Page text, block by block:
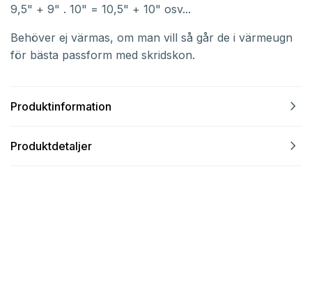
9,5" + 9" . 10" = 10,5" + 10" osv...
Behöver ej värmas, om man vill så går de i värmeugn
för bästa passform med skridskon.
Produktinformation navigate_next
Produktdetaljer navigate_next